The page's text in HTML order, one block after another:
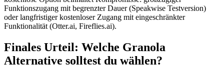
Funktionszugang mit begrenzter Dauer (Speakwise Testversion)
oder langfristiger kostenloser Zugang mit eingeschränkter
Funktionalität (Otter.ai, Fireflies.ai).
Finales Urteil: Welche Granola
Alternative solltest du wählen?